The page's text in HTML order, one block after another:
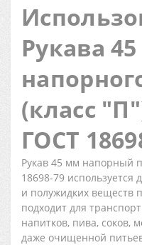
Рукава
(класс
ГОСТ
Рукав 45 мм напорный
18698-79
и полужидких веществ
подходит для
напитков, пива, соков,
даже очищенной